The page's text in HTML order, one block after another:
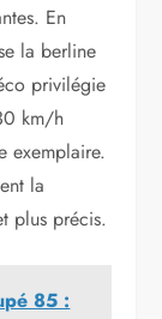
En
la berline
privilégie
km/h
exemplaire.
la
plus précis.
85 :